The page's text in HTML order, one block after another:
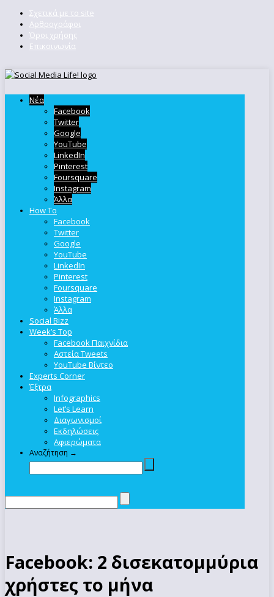
Σχετικά με το site
Αρθρογράφοι
Όροι χρήσης
Επικοινωνία
Νέα
Facebook
Twitter
Google
YouTube
LinkedIn
Pinterest
Foursquare
Instagram
Άλλα
How To
Facebook
Twitter
Google
YouTube
LinkedIn
Pinterest
Foursquare
Instagram
Άλλα
Social Bizz
Week’s Top
Facebook Παιχνίδια
Αστεία Tweets
YouTube Βίντεο
Experts Corner
Έξτρα
Infographics
Let’s Learn
Διαγωνισμοί
Εκδηλώσεις
Αφιερώματα
Αναζήτηση →
Facebook: 2 δισεκατομμύρια
χρήστες το μήνα